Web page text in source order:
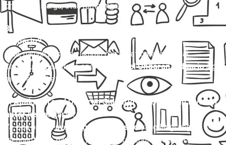
pribadi, keluarga, atau rombongan.
8. Apakah bisa membawa barang dalam travel Ungaran
Sidoarjo?
Bisa, namun pastikan ukuran dan berat barang sesuai
ketentuan. Beberapa operator
travel Ungaran Sidoarjojuga
melayani paket kilat.
9. Apakah travel Ungaran Sidoarjo menyediakan layanan
antar ke bandara ?
Ya, ada opsi
travel Ungaran Sidoarjo yang langsung
mengantar ke Bandara , baik secara reguler maupun charter.